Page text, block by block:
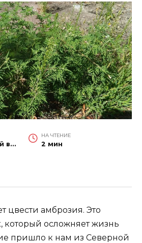
Красносулинский вестник
НА ЧТЕНИЕ
2 мин
цвести амброзия. Это
который осложняет жизнь
пришло к нам из Северной